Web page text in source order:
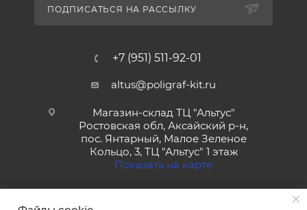
ПОДПИСАТЬСЯ НА РАССЫЛКУ
+7 (951) 511-92-01
altus@poligraf-kit.ru
Магазин-склад ТЦ "Альтус"
Ростовская обл, Аксайский р-н,
пос. Янтарный, Малое Зеленое
Кольцо, 3, ТЦ "Альтус" 1 этаж
Показать на карте